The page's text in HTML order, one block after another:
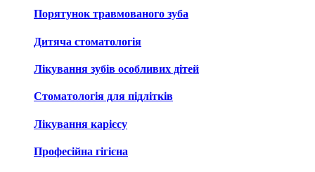
Порятунок травмованого зуба
Дитяча стоматологія
Лікування зубів особливих дітей
Стоматологія для підлітків
Лікування карієсу
Професійна гігієна